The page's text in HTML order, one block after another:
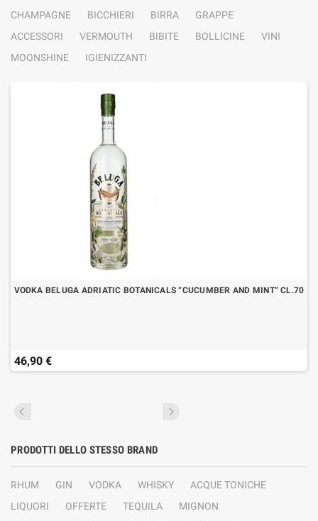
CHAMPAGNE
BICCHIERI BIRRA
GRAPPE
ACCESSORI
VERMOUTH BIBITE BOLLICINE
VINI
MOONSHINE
IGIENIZZANTI
VODKA BELUGA ADRIATIC BOTANICALS “CUCUMBER AND MINT” CL.70
46,90 €
PRODOTTI DELLO STESSO BRAND
RHUM GIN VODKA WHISKY
ACQUE TONICHE
LIQUORI
OFFERTE TEQUILA
MIGNON